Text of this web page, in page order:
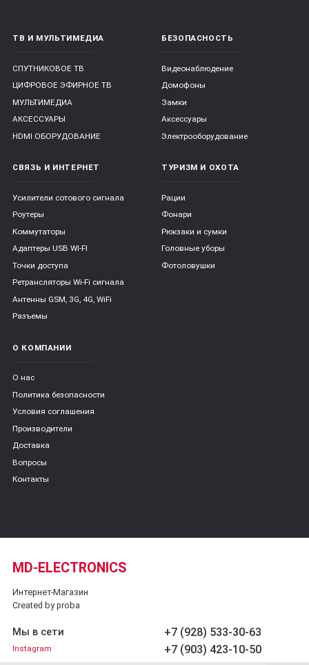
ТВ И МУЛЬТИМЕДИА
СПУТНИКОВОЕ ТВ
ЦИФРОВОЕ ЭФИРНОЕ ТВ
МУЛЬТИМЕДИА
АКСЕССУАРЫ
HDMI ОБОРУДОВАНИЕ
БЕЗОПАСНОСТЬ
Видеонаблюдение
Домофоны
Замки
Аксессуары
Электрооборудование
СВЯЗЬ И ИНТЕРНЕТ
Усилители сотового сигнала
Роутеры
Коммутаторы
Адаптеры USB WI-FI
Точки доступа
Ретрансляторы Wi-Fi сигнала
Антенны GSM, 3G, 4G, WiFi
Разъемы
ТУРИЗМ И ОХОТА
Рации
Фонари
Рюкзаки и сумки
Головные уборы
Фотоловушки
О КОМПАНИИ
О нас
Политика безопасности
Условия соглашения
Производители
Доставка
Вопросы
Контакты
MD-ELECTRONICS
Интернет-Магазин
Created by proba
+7 (928) 533-30-63
+7 (903) 423-10-50
Мы в сети
Instagram